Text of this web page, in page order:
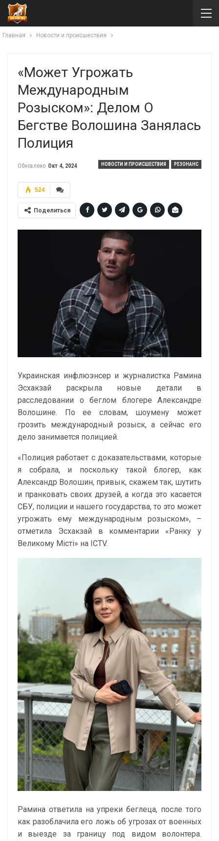
Главная Новости и происшествия
«Может Угрожать
Международным
Розыском»: Делом О
Бегстве Волошина Занялась
Полиция
НОВОСТИ И ПРОИСШЕСТВИЯ РЕЗОНАНС
Обновлено Окт 4, 2024
524
Поделиться
Украинская инфлюэнсер и журналистка Рамина
Эсхакзай раскрыла новые детали в
расследовании о беглом блогере Александре
Волошине. По ее словам, шоумену может
грозить международный розыск, а сейчас его
дело занимается полицией.
«Полиция работает с доказательствами, которые
я собрала, и поскольку такой блогер, как
Александр Волошин, привык, скажем так, шутить
и пранковать своих друзей, а когда это касается
СБУ, полиции и нашего государства, то это может
угрожать ему международным розыском», –
отметила Эсхакзай в комментарии «Ранку у
Великому Місті» на ICTV.
Рамина ответила на упреки беглеца, после того
как разоблачила его ложь об угрозах от военных
и выезде за границу под видом волонтера.